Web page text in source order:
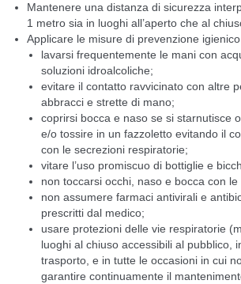
Mantenere una distanza di sicurezza
1 metro sia in luoghi all’aperto che al
Applicare le misure di prevenzione
lavarsi frequentemente le mani con
soluzioni idroalcoliche;
evitare il contatto ravvicinato con altre
abbracci e strette di mano;
coprirsi bocca e naso se si starnutisce
e/o tossire in un fazzoletto evitando il
con le secrezioni respiratorie;
vitare l’uso promiscuo di bottiglie e
non toccarsi occhi, naso e bocca con le
non assumere farmaci antivirali e
prescritti dal medico;
usare protezioni delle vie respiratorie
luoghi al chiuso accessibili al pubblico,
trasporto, e in tutte le occasioni in cui
garantire continuamente il